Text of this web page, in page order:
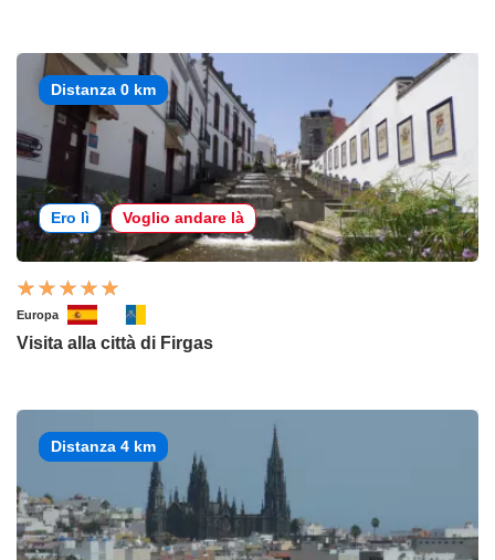
Distanza 0 km
Ero lì Voglio andare là
Europa
Visita alla città di Firgas
Distanza 4 km